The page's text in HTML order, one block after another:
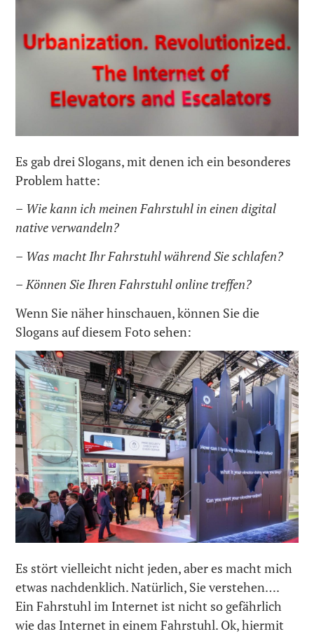
Es gab drei Slogans, mit denen ich ein besonderes
Problem hatte:
– Wie kann ich meinen Fahrstuhl in einen digital
native verwandeln?
– Was macht Ihr Fahrstuhl während Sie schlafen?
– Können Sie Ihren Fahrstuhl online treffen?
Wenn Sie näher hinschauen, können Sie die
Slogans auf diesem Foto sehen:
Es stört vielleicht nicht jeden, aber es macht mich
etwas nachdenklich. Natürlich, Sie verstehen….
Ein Fahrstuhl im Internet ist nicht so gefährlich
wie das Internet in einem Fahrstuhl. Ok, hiermit